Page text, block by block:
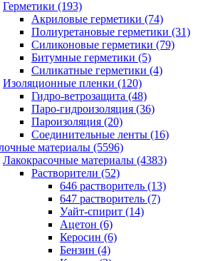
Герметики (193)
Акриловые герметики (74)
Полиуретановые герметики (31)
Силиконовые герметики (79)
Битумные герметики (5)
Силикатные герметики (4)
Изоляционные пленки (120)
Гидро-ветрозащита (48)
Паро-гидроизоляция (36)
Пароизоляция (20)
Соединительные ленты (16)
материалы (5596)
Лакокрасочные материалы (4383)
Растворители (52)
646 растворитель (13)
647 растворитель (7)
Уайт-спирит (14)
Ацетон (6)
Керосин (6)
Бензин (4)